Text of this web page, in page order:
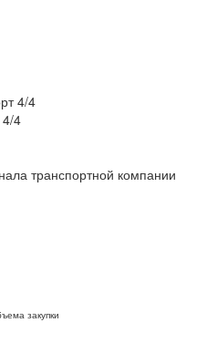
4
транспортной компании
закупки